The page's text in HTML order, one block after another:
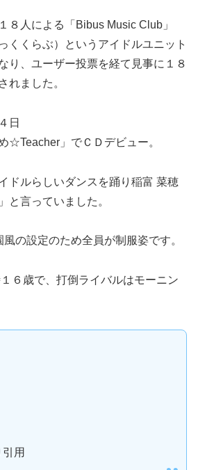
８人による「Bibus Music Club」
くくらぶ）というアイドルユニット
り、ユーザー投票を経て見事に１８
れました。
日
☆Teacher」でＣＤデビュー。
ドルらしいダンスを踊り稲富 菜穂
と言っていました。
の設定のため全員が制服姿です。
６歳で、打倒ライバルはモーニン
用